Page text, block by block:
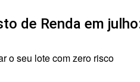
de Renda em
o seu lote com zero risco